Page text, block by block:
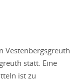
Vestenbergsgreuth
statt. Eine
ist zu